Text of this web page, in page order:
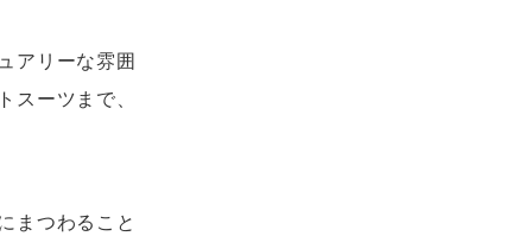
アリーな雰囲
スーツまで、
まつわること